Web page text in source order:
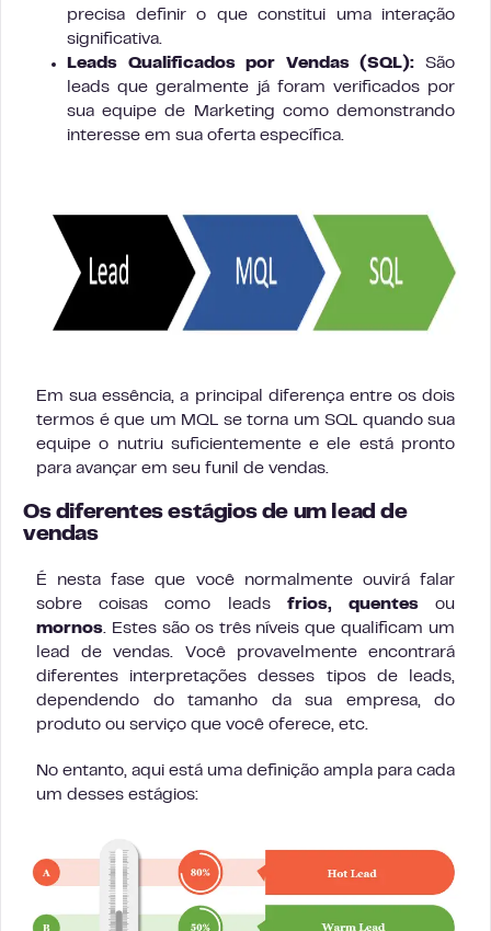
precisa definir o que constitui uma interação
significativa.
Leads Qualificados por Vendas (SQL): São
leads que geralmente já foram verificados por
sua equipe de Marketing como demonstrando
interesse em sua oferta específica.
Em sua essência, a principal diferença entre os dois
termos é que um MQL se torna um SQL quando sua
equipe o nutriu suficientemente e ele está pronto
para avançar em seu funil de vendas.
Os diferentes estágios de um lead de
vendas
É nesta fase que você normalmente ouvirá falar
sobre coisas como leads frios, quentesou
mornos. Estes são os três níveis que qualificam um
lead de vendas. Você provavelmente encontrará
diferentes interpretações desses tipos de leads,
dependendo do tamanho da sua empresa, do
produto ou serviço que você oferece, etc.
No entanto, aqui está uma definição ampla para cada
um desses estágios: